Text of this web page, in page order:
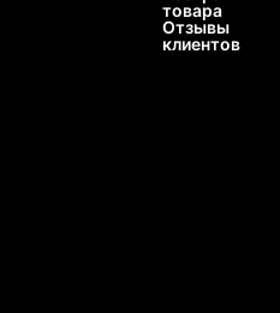
товара
Отзывы
клиентов